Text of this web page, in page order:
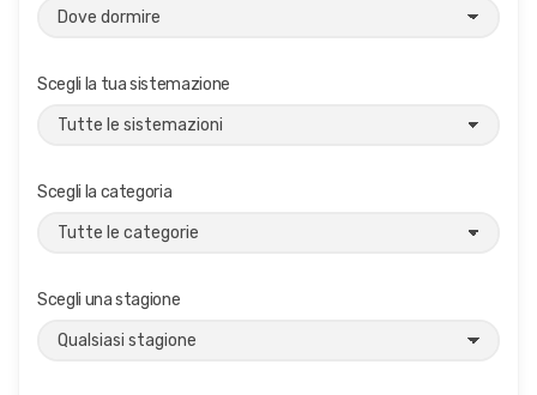
Scegli la tua sistemazione
Scegli la categoria
Scegli una stagione